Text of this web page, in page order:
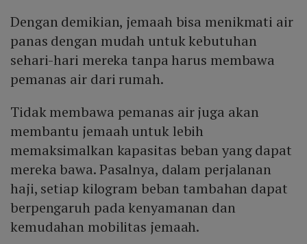
Dengan demikian, jemaah bisa menikmati air
panas dengan mudah untuk kebutuhan
sehari-hari mereka tanpa harus membawa
pemanas air dari rumah.
Tidak membawa pemanas air juga akan
membantu jemaah untuk lebih
memaksimalkan kapasitas beban yang dapat
mereka bawa. Pasalnya, dalam perjalanan
haji, setiap kilogram beban tambahan dapat
berpengaruh pada kenyamanan dan
kemudahan mobilitas jemaah.